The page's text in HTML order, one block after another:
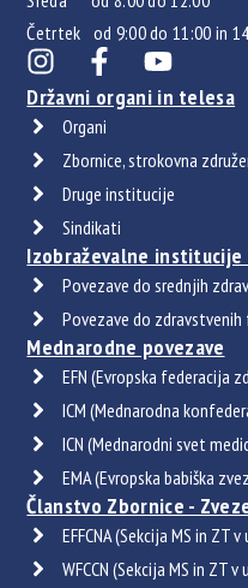
Četrtek od 9:00 do 11:00 in
Državni organi in telesa
Organi
Zbornice, strokovna
Druge institucije
Sindikati
Izobraževalne institucije
Povezave do srednjih
Povezave do
Mednarodne povezave
EFN (Evropska federacija
ICM (Mednarodna
ICN (Mednarodni svet
EMA (Evropska babiška
Članstvo Zbornice -
EFFCNA (Sekcija MS in ZT
WFCCN (Sekcija MS in ZT v